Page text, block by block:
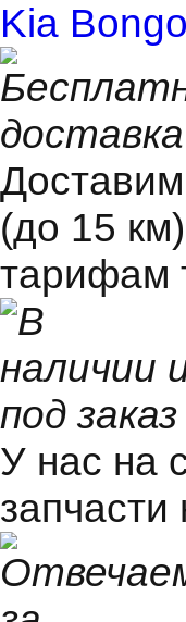
Kia
(до 15
тарифам
У нас на